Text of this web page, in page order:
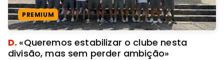
PREMIUM
D. «Queremos estabilizar o clube nesta
divisão, mas sem perder ambição»